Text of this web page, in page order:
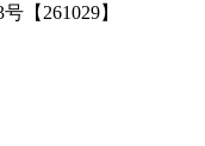
【261029】